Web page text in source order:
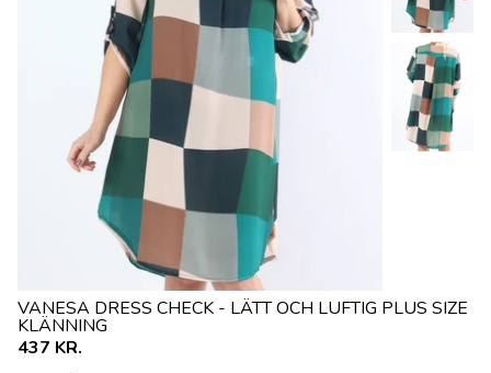
VANESA DRESS CHECK - LÄTT OCH LUFTIG PLUS SIZE
KLÄNNING
437 KR.